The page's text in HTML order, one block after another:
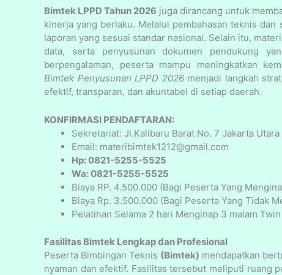
Bimtek LPPD Tahun 2026 juga dirancang untuk
kinerja yang berlaku. Melalui pembahasan teknis
laporan yang sesuai standar nasional. Selain itu,
data, serta penyusunan dokumen pendukung
berpengalaman, peserta mampu meningkatkan
Bimtek Penyusunan LPPD 2026menjadi langkah
efektif, transparan, dan akuntabel di setiap daerah.
KONFIRMASI PENDAFTARAN:
Sekretariat: Jl.Kalibaru Barat No. 7 Jakarta Utara
Email: materibimtek1212@gmail.com
Hp: 0821-5255-5525
Wa: 0821-5255-5525
Biaya RP. 4.500.000 (Bagi Peserta Yang
Biaya Rp. 3.500.000 (Bagi Peserta Yang Tidak
Pelatihan Selama 2 hari Menginap 3 malam
Fasilitas Bimtek Lengkap dan Profesional
Peserta Bimbingan Teknis (Bimtek) mendapatkan
nyaman dan efektif. Fasilitas tersebut meliputi ruang